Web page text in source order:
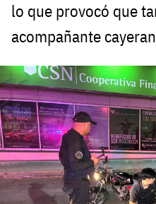
lo que provocó que
acompañante